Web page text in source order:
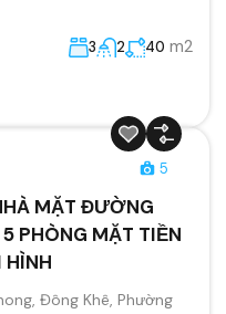
3 2 40 m2
5
MẶT ĐƯỜNG
PHÒNG MẶT TIỀN
HÌNH
Đông Khê, Phường